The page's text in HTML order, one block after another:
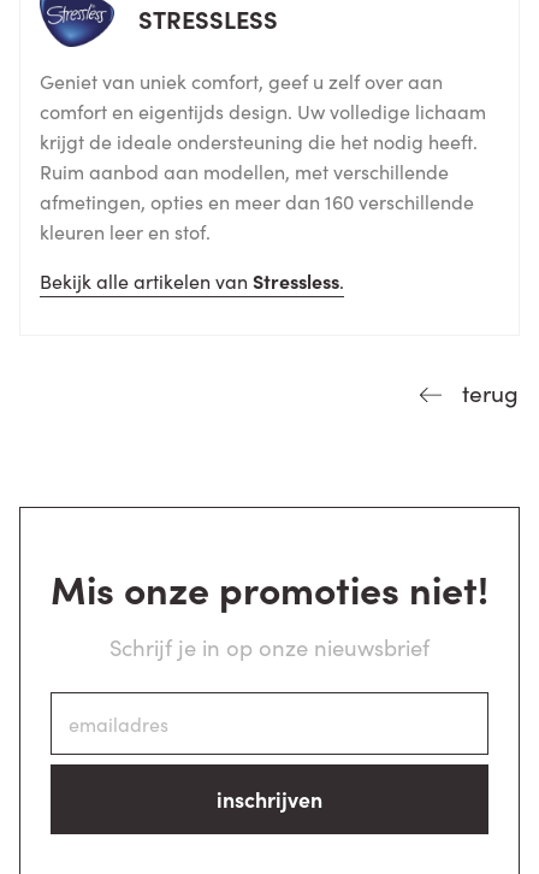
STRESSLESS
Geniet van uniek comfort, geef u zelf over aan
comfort en eigentijds design. Uw volledige lichaam
krijgt de ideale ondersteuning die het nodig heeft.
Ruim aanbod aan modellen, met verschillende
afmetingen, opties en meer dan 160 verschillende
kleuren leer en stof.
Bekijk alle artikelen van Stressless.
terug
Mis onze promoties niet!
Schrijf je in op onze nieuwsbrief
inschrijven